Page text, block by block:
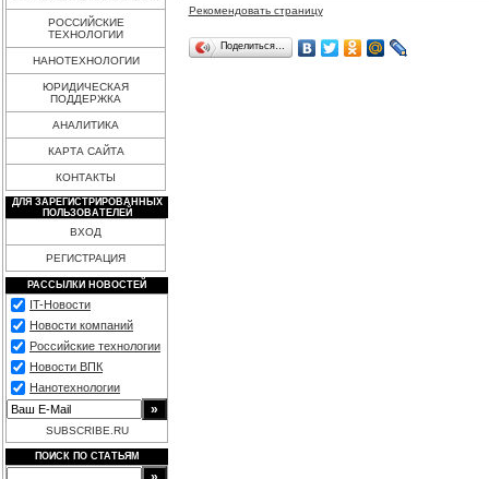
РОССИЙСКИЕ
ТЕХНОЛОГИИ
НАНОТЕХНОЛОГИИ
ЮРИДИЧЕСКАЯ
ПОДДЕРЖКА
АНАЛИТИКА
КАРТА САЙТА
КОНТАКТЫ
ДЛЯ ЗАРЕГИСТРИРОВАННЫХ
ПОЛЬЗОВАТЕЛЕЙ
ВХОД
РЕГИСТРАЦИЯ
РАССЫЛКИ НОВОСТЕЙ
IT-Новости
Новости компаний
Российские технологии
Новости ВПК
Нанотехнологии
SUBSCRIBE.RU
ПОИСК ПО СТАТЬЯМ
Рекомендовать страницу
Поделиться…